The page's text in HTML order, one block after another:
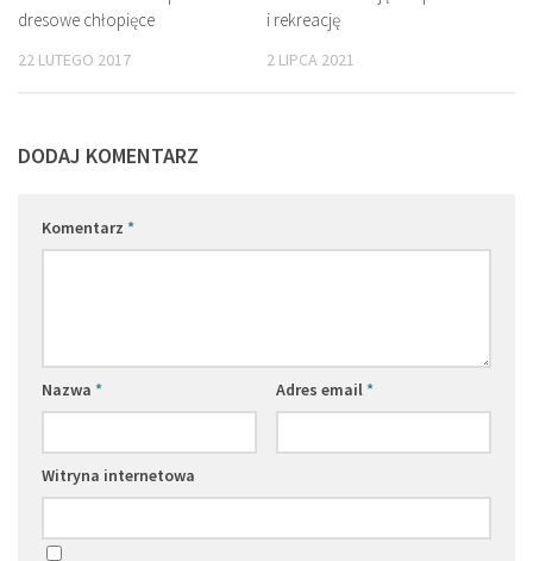
dresowe chłopięce
22 LUTEGO 2017
i rekreację
2 LIPCA 2021
DODAJ KOMENTARZ
Komentarz *
Nazwa * Adres email *
Witryna internetowa